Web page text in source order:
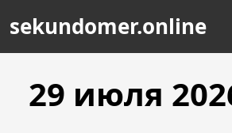
sekundomer.online
29 июля